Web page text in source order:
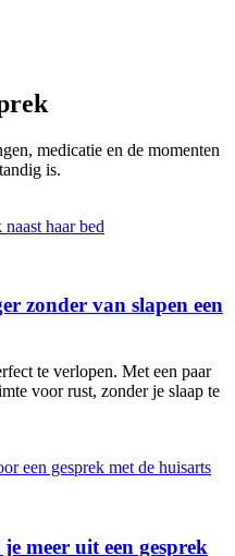
medicatie en de momenten
is.
zonder van slapen een
te verlopen. Met een paar
voor rust, zonder je slaap te
meer uit een gesprek